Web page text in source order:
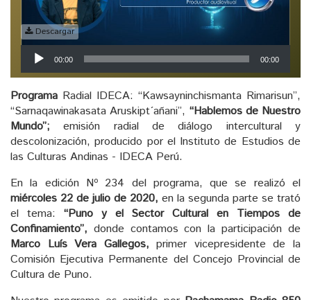
Descargar
Reproductor
de
audio
00:00 00:00
Programa Radial IDECA: “Kawsayninchismanta Rimarisun”,
“Sarnaqawinakasata Aruskipt´añani”, “Hablemos de Nuestro
Mundo”; emisión radial de diálogo intercultural y
descolonización, producido por el Instituto de Estudios de
las Culturas Andinas - IDECA Perú.
En la edición Nº 234 del programa, que se realizó el
miércoles 22 de julio de 2020, en la segunda parte se trató
el tema: “Puno y el Sector Cultural en Tiempos de
Confinamiento”, donde contamos con la participación de
Marco Luís Vera Gallegos, primer vicepresidente de la
Comisión Ejecutiva Permanente del Concejo Provincial de
Cultura de Puno.